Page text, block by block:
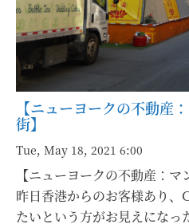
【ニューヨークの不動産
街】
Tue, May 18, 2021 6:00
【ニューヨークの不動産：マ
昨日香港からのお客様あり
たいという方がお見えになっ